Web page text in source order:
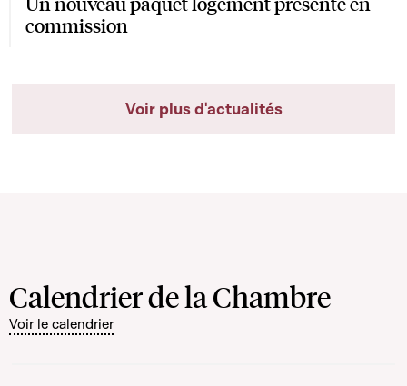
commission
Voir plus d'actualités
Calendrier de la Chambre
Voir le calendrier